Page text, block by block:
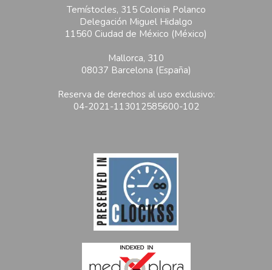
Temístocles, 315 Colonia Polanco
Delegación Miguel Hidalgo
11560 Ciudad de México (México)
Mallorca, 310
08037 Barcelona (España)
Reserva de derechos al uso exclusivo:
04-2021-113012585600-102